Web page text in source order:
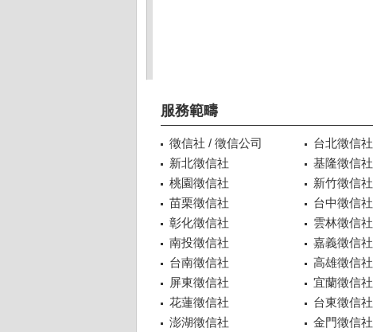
服務範疇
徵信社 / 徵信公司
台北徵信社
新北徵信社
基隆徵信社
桃園徵信社
新竹徵信社
苗栗徵信社
台中徵信社
彰化徵信社
雲林徵信社
南投徵信社
嘉義徵信社
台南徵信社
高雄徵信社
屏東徵信社
宜蘭徵信社
花蓮徵信社
台東徵信社
澎湖徵信社
金門徵信社